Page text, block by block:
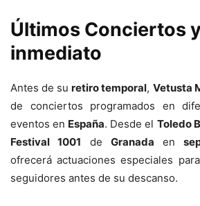
Últimos Conciertos
inmediato
Antes de suretiro temporal, Vetusta
de conciertos programados en
eventos en España. Desde el Toledo
Festival 1001 de Granada en
ofrecerá actuaciones especiales
seguidores antes de su descanso.